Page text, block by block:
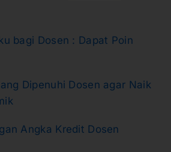
bagi Dosen : Dapat Poin
Dipenuhi Dosen agar Naik
Angka Kredit Dosen